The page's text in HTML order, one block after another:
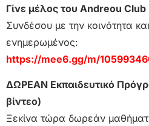
Γίνε μέλος του Andreou Club
Συνδέσου με την κοινότητα
ενημερωμένος:
https://mee6.gg/m/
ΔΩΡΕΑΝ Εκπαιδευτικό
βίντεο)
Ξεκίνα τώρα δωρεάν